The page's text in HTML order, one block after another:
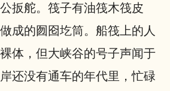
扳舵。筏子有油筏木筏皮
成的囫囵圪筒。船筏上的人
体，但大峡谷的号子声闻于
还没有通车的年代里，忙碌